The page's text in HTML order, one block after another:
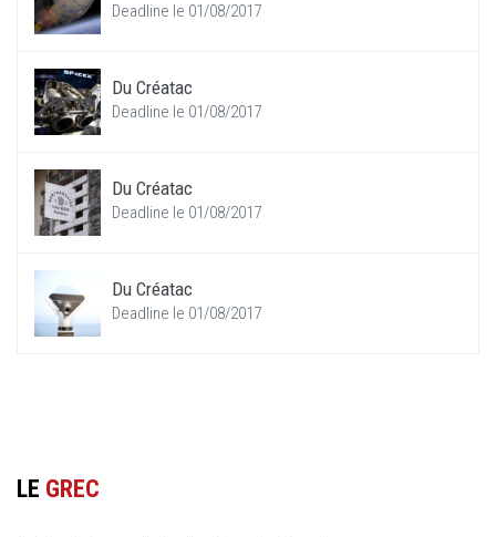
Deadline le 01/08/2017
Du Créatac
Deadline le 01/08/2017
Du Créatac
Deadline le 01/08/2017
Du Créatac
Deadline le 01/08/2017
LE GREC